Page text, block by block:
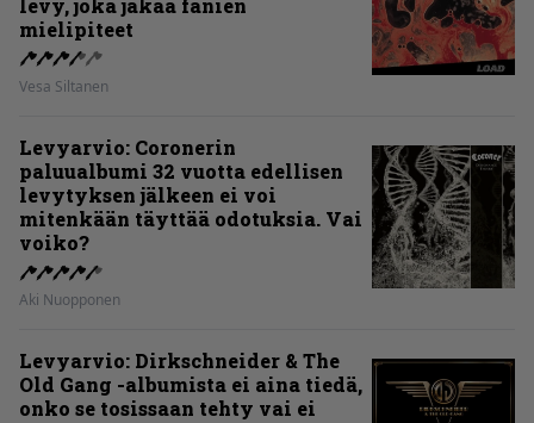
levy, joka jakaa fanien
mielipiteet
Vesa Siltanen
Levyarvio: Coronerin
paluualbumi 32 vuotta edellisen
levytyksen jälkeen ei voi
mitenkään täyttää odotuksia. Vai
voiko?
Aki Nuopponen
Levyarvio: Dirkschneider & The
Old Gang -albumista ei aina tiedä,
onko se tosissaan tehty vai ei